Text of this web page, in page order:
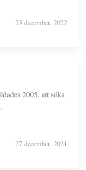
23 december, 2022
2005, att söka
27 december, 2021